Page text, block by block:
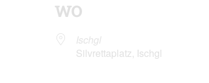
WO
Ischgl
Silvrettaplatz, Ischgl